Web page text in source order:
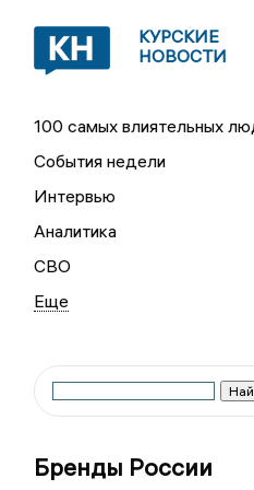
КУРСКИЕ
НОВОСТИ
100 самых влиятельных
События недели
Интервью
Аналитика
СВО
Бренды России